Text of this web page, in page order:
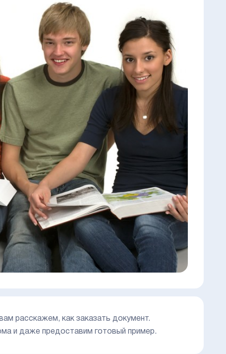
расскажем, как заказать документ.
и даже предоставим готовый пример.